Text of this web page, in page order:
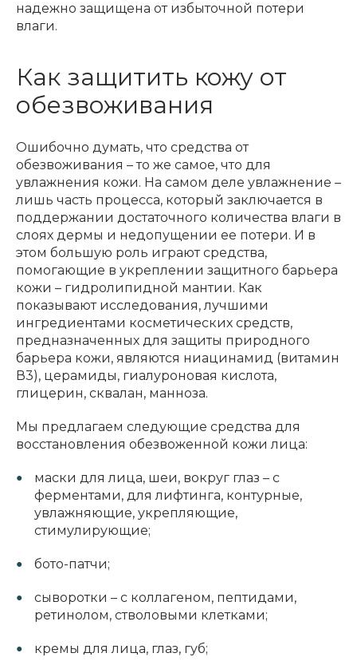
надежно защищена от избыточной потери
влаги.
Как защитить кожу от
обезвоживания
Ошибочно думать, что средства от
обезвоживания – то же самое, что для
увлажнения кожи. На самом деле увлажнение –
лишь часть процесса, который заключается в
поддержании достаточного количества влаги в
слоях дермы и недопущении ее потери. И в
этом большую роль играют средства,
помогающие в укреплении защитного барьера
кожи – гидролипидной мантии. Как
показывают исследования, лучшими
ингредиентами косметических средств,
предназначенных для защиты природного
барьера кожи, являются ниацинамид (витамин
В3), церамиды, гиалуроновая кислота,
глицерин, сквалан, манноза.
Мы предлагаем следующие средства для
восстановления обезвоженной кожи лица:
маски для лица, шеи, вокруг глаз – с
ферментами, для лифтинга, контурные,
увлажняющие, укрепляющие,
стимулирующие;
бото-патчи;
сыворотки – с коллагеном, пептидами,
ретинолом, стволовыми клетками;
кремы для лица, глаз, губ;